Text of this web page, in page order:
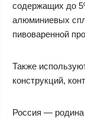
содержащих до
алюминиевых
пивоваренной
Также
конструкций,
Россия —